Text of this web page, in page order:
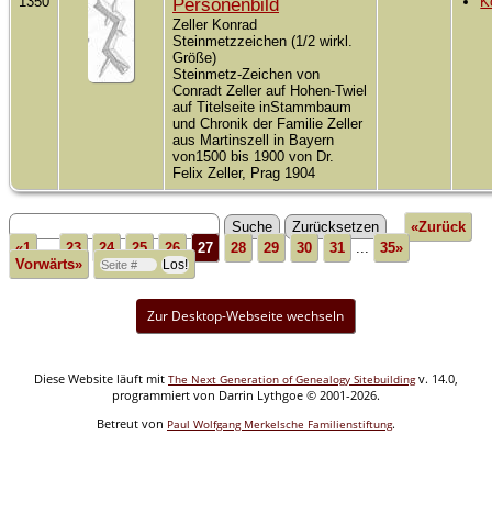
Personenbild
Zeller Konrad
Steinmetzzeichen (1/2 wirkl.
Größe)
Steinmetz-Zeichen von
Conradt Zeller auf Hohen-Twiel
auf Titelseite inStammbaum
und Chronik der Familie Zeller
aus Martinszell in Bayern
von1500 bis 1900 von Dr.
Felix Zeller, Prag 1904
«Zurück
«1 ... 23 24 25 26 27 28 29 30 31 ...
35»
Vorwärts»
Zur Desktop-Webseite wechseln
Diese Website läuft mit The Next Generation of Genealogy Sitebuildingv. 14.0,
programmiert von Darrin Lythgoe © 2001-2026.
Betreut von Paul Wolfgang Merkelsche Familienstiftung.